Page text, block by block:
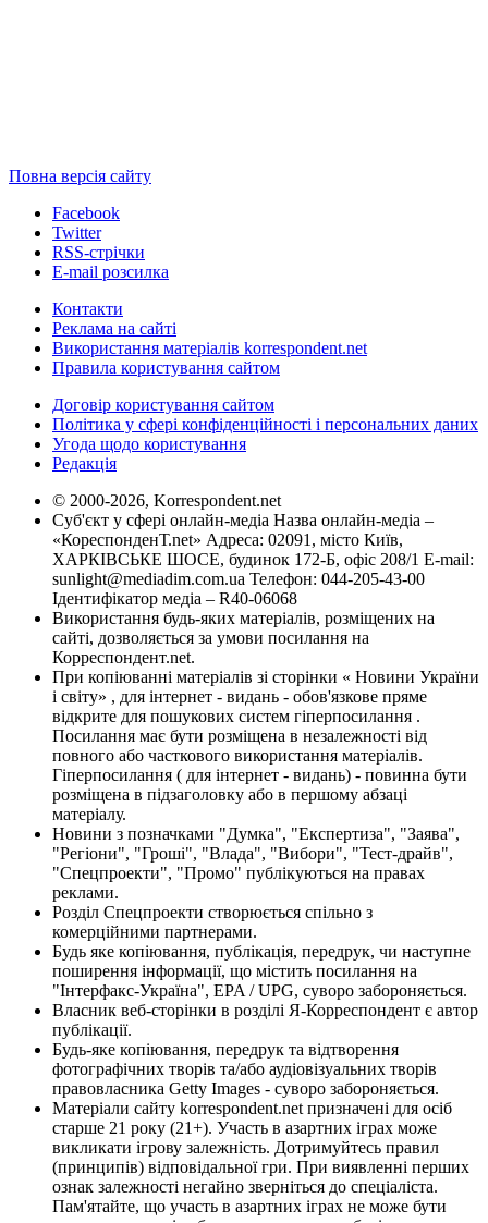
Повна версія сайту
Facebook
Twitter
RSS-стрічки
E-mail розсилка
Контакти
Реклама на сайті
Використання матеріалів korrespondent.net
Правила користування сайтом
Договір користування сайтом
Політика у сфері конфіденційності і персональних даних
Угода щодо користування
Редакція
© 2000-2026, Korrespondent.net
Суб'єкт у сфері онлайн-медіа Назва онлайн-медіа –
«КореспонденТ.net» Адреса: 02091, місто Київ,
ХАРКІВСЬКЕ ШОСЕ, будинок 172-Б, офіс 208/1 E-mail:
sunlight@mediadim.com.ua Телефон: 044-205-43-00
Ідентифікатор медіа – R40-06068
Використання будь-яких матеріалів, розміщених на
сайті, дозволяється за умови посилання на
Корреспондент.net.
При копіюванні матеріалів зі сторінки « Новини України
і світу» , для інтернет - видань - обов'язкове пряме
відкрите для пошукових систем гіперпосилання .
Посилання має бути розміщена в незалежності від
повного або часткового використання матеріалів.
Гіперпосилання ( для інтернет - видань) - повинна бути
розміщена в підзаголовку або в першому абзаці
матеріалу.
Новини з позначками "Думка", "Експертиза", "Заява",
"Регіони", "Гроші", "Влада", "Вибори", "Тест-драйв",
"Спецпроекти", "Промо" публікуються на правах
реклами.
Розділ Спецпроекти створюється спільно з
комерційними партнерами.
Будь яке копіювання, публікація, передрук, чи наступне
поширення інформації, що містить посилання на
"Інтерфакс-Україна", EPA / UPG, суворо забороняється.
Власник веб-сторінки в розділі Я-Корреспондент є автор
публікації.
Будь-яке копіювання, передрук та відтворення
фотографічних творів та/або аудіовізуальних творів
правовласника Getty Images - суворо забороняється.
Матеріали сайту korrespondent.net призначені для осіб
старше 21 року (21+). Участь в азартних іграх може
викликати ігрову залежність. Дотримуйтесь правил
(принципів) відповідальної гри. При виявленні перших
ознак залежності негайно зверніться до спеціаліста.
Пам'ятайте, що участь в азартних іграх не може бути